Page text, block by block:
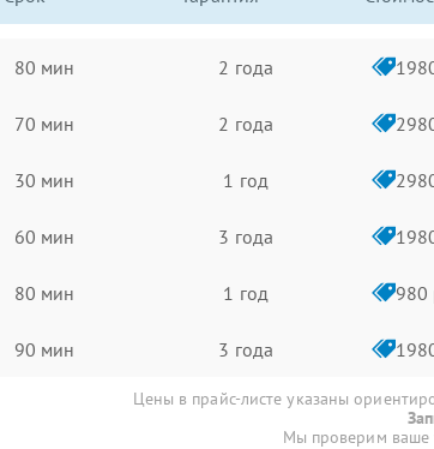
80 мин 2 года
70 мин 2 года
30 мин 1 год
60 мин 3 года
80 мин 1 год 980
90 мин 3 года
Цены в прайс-листе указаны
Мы проверим ваше